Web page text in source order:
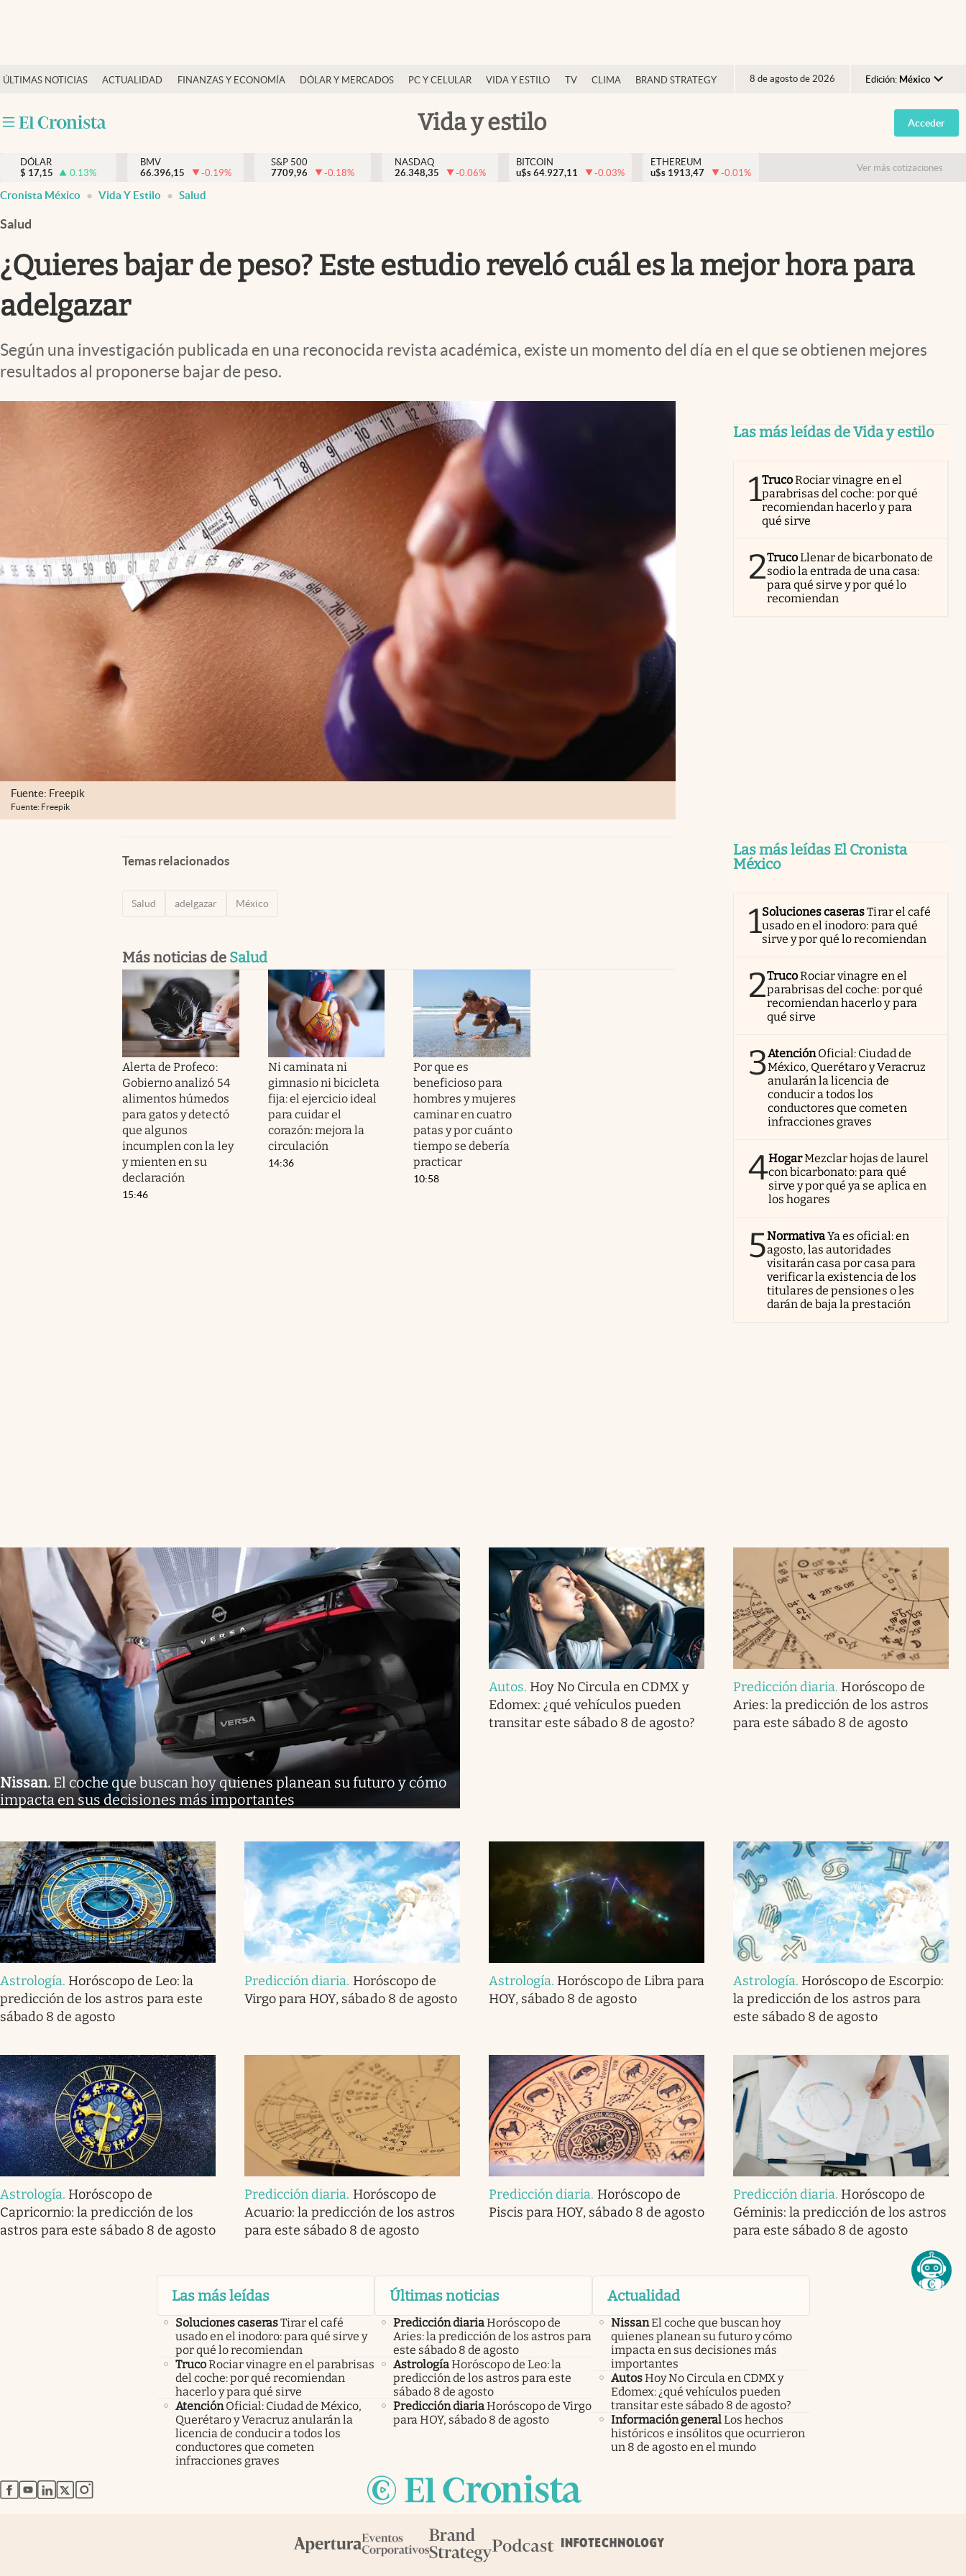
ÚLTIMAS NOTICIAS ACTUALIDAD FINANZAS Y ECONOMÍA DÓLAR Y MERCADOS PC Y CELULAR VIDA Y ESTILO TV CLIMA BRAND STRATEGY 8 de agosto de 2026 Edición: México
Argentina
España
USA
Vida y estilo
Actualidad
Internacionales
Opinión
Brand Strategy
Vida y estilo
Tv
Espiritualidad
abre en nueva pestaña
Acceder
DÓLAR
$ 17,15 0.13%
BMV
66.396,15
-0.19%
S&P 500
7709,96
-0.18%
NASDAQ
26.348,35
-0.06%
BITCOIN
u$s 64.927,11 -0.03%
ETHEREUM
u$s 1913,47 -0.01% Ver más cotizaciones
Cronista México Vida Y Estilo Salud
Salud
¿Quieres bajar de peso? Este estudio reveló cuál es la mejor hora para
adelgazar
Según una investigación publicada en una reconocida revista académica, existe un momento del día en el que se obtienen mejores
resultados al proponerse bajar de peso.
Fuente: Freepik
Fuente: Freepik
Temas relacionados
Salud adelgazar México
Más noticias de Salud
Alerta de Profeco:
Gobierno analizó 54
alimentos húmedos
para gatos y detectó
que algunos
incumplen con la ley
y mienten en su
declaración
15:46
Ni caminata ni
gimnasio ni bicicleta
fija: el ejercicio ideal
para cuidar el
corazón: mejora la
circulación
14:36
Por que es
beneficioso para
hombres y mujeres
caminar en cuatro
patas y por cuánto
tiempo se debería
practicar
10:58
Las más leídas de Vida y estilo
1TrucoRociar vinagre en el
parabrisas del coche: por qué
recomiendan hacerlo y para
qué sirve
2TrucoLlenar de bicarbonato de
sodio la entrada de una casa:
para qué sirve y por qué lo
recomiendan
Las más leídas El Cronista
México
1Soluciones caserasTirar el café
usado en el inodoro: para qué
sirve y por qué lo recomiendan
2TrucoRociar vinagre en el
parabrisas del coche: por qué
recomiendan hacerlo y para
qué sirve
3AtenciónOficial: Ciudad de
México, Querétaro y Veracruz
anularán la licencia de
conducir a todos los
conductores que cometen
infracciones graves
4HogarMezclar hojas de laurel
con bicarbonato: para qué
sirve y por qué ya se aplica en
los hogares
5NormativaYa es oficial: en
agosto, las autoridades
visitarán casa por casa para
verificar la existencia de los
titulares de pensiones o les
darán de baja la prestación
Nissan. El coche que buscan hoy quienes planean su futuro y cómo
impacta en sus decisiones más importantes
Autos. Hoy No Circula en CDMX y
Edomex: ¿qué vehículos pueden
transitar este sábado 8 de agosto?
Predicción diaria. Horóscopo de
Aries: la predicción de los astros
para este sábado 8 de agosto
Astrología. Horóscopo de Leo: la
predicción de los astros para este
sábado 8 de agosto
Predicción diaria. Horóscopo de
Virgo para HOY, sábado 8 de agosto
Astrología. Horóscopo de Libra para
HOY, sábado 8 de agosto
Astrología. Horóscopo de Escorpio:
la predicción de los astros para
este sábado 8 de agosto
Astrología. Horóscopo de
Capricornio: la predicción de los
astros para este sábado 8 de agosto
Predicción diaria. Horóscopo de
Acuario: la predicción de los astros
para este sábado 8 de agosto
Predicción diaria. Horóscopo de
Piscis para HOY, sábado 8 de agosto
Predicción diaria. Horóscopo de
Géminis: la predicción de los astros
para este sábado 8 de agosto
Las más leídas
Soluciones caserasTirar el café
usado en el inodoro: para qué sirve y
por qué lo recomiendan
TrucoRociar vinagre en el parabrisas
del coche: por qué recomiendan
hacerlo y para qué sirve
Atención Oficial: Ciudad de México,
Querétaro y Veracruz anularán la
licencia de conducir a todos los
conductores que cometen
infracciones graves
Últimas noticias
Predicción diariaHoróscopo de
Aries: la predicción de los astros para
este sábado 8 de agosto
AstrologíaHoróscopo de Leo: la
predicción de los astros para este
sábado 8 de agosto
Predicción diariaHoróscopo de Virgo
para HOY, sábado 8 de agosto
Actualidad
NissanEl coche que buscan hoy
quienes planean su futuro y cómo
impacta en sus decisiones más
importantes
AutosHoy No Circula en CDMX y
Edomex: ¿qué vehículos pueden
transitar este sábado 8 de agosto?
Información generalLos hechos
históricos e insólitos que ocurrieron
un 8 de agosto en el mundo
abre en nueva pestaña
abre en nueva pestaña
abre en nueva pestaña
abre en nueva pestaña
abre en nueva pestaña